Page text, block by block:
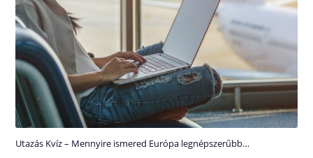
Utazás Kvíz – Mennyire ismered Európa legnépszerűbb…